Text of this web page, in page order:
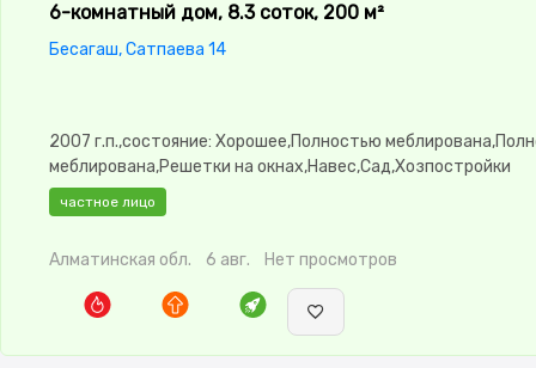
6-комнатный дом, 8.3 соток, 200 м²
Бесагаш, Сатпаева 14
2007 г.п.,состояние: Хорошее,Полностью
меблирована,Решетки на окнах,Навес,Сад,Хозпостройки
частное лицо
Алматинская обл. 6 авг. Нет просмотров